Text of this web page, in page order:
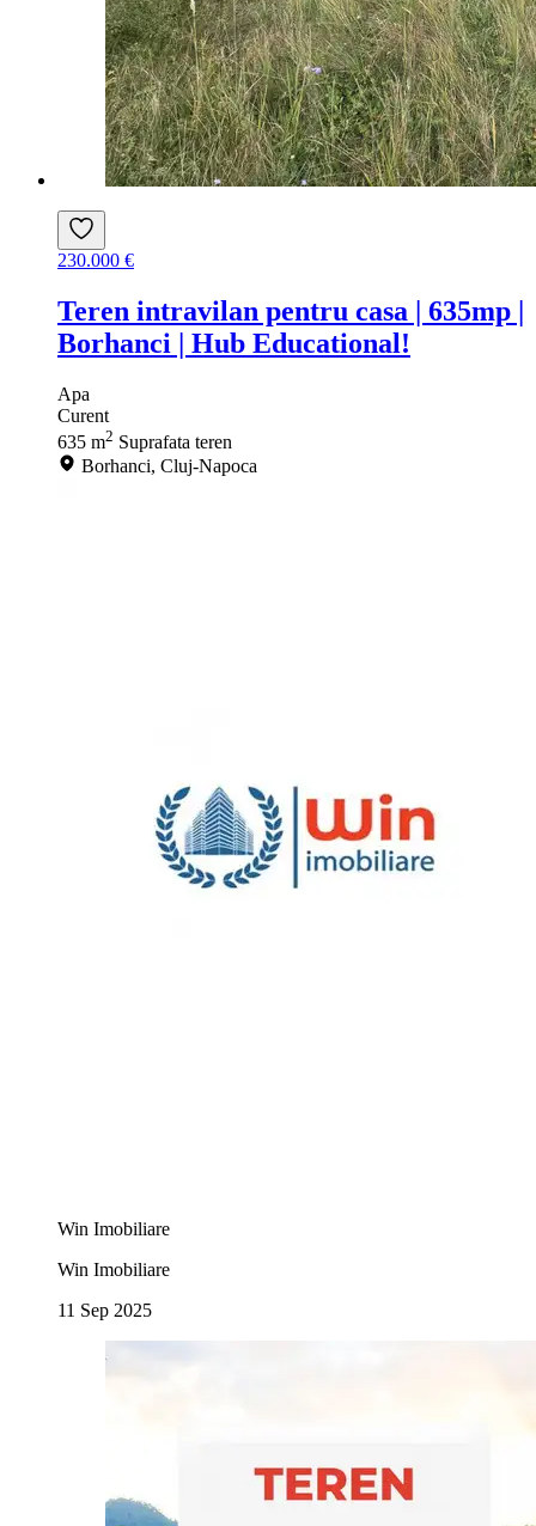
230.000 €
Teren intravilan pentru casa | 635mp |
Borhanci | Hub Educational!
Apa
Curent
635 m2 Suprafata teren
Borhanci, Cluj-Napoca
Win Imobiliare
Win Imobiliare
11 Sep 2025